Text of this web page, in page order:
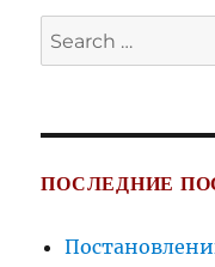
Search
for:
ПОСЛЕДНИЕ